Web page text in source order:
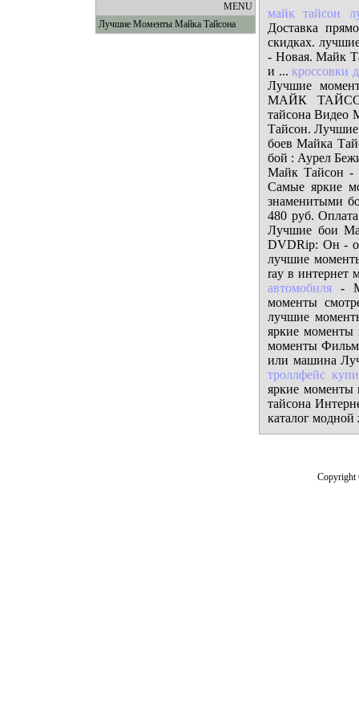
MENU
Лучшие Моменты Майка Тайсона
майк тайсон
Доставка
скидках.
- Новая. Майк
и ...кроссовки
Лучшие
МАЙК
тайсона Видео
Тайсон.
боев Майка
бой : Аурел
Майк Тайсон
Самые яркие
знаменитыми
480 руб.
Лучшие бои
DVDRip: Он -
лучшие
ray в интернет
автомобиля -
моменты
лучшие
яркие
моменты Фильм
или машина
троллфейс
яркие моменты
тайсона
каталог
Copyright